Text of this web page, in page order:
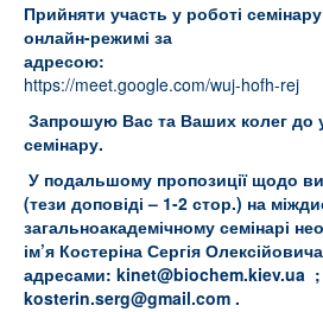
Прийняти участь у роботі
онлайн-режимі за
адресою:
https://meet.google.com/wuj-hofh-rej
Запрошую Вас та Ваших колег до
семінару.
У подальшому пропозиції щодо
(тези доповіді – 1-2 стор.) на
загальноакадемічному семінарі
ім’я Костеріна Сергія
адресами: kinet@biochem.kiev.ua ;
kosterin.serg@gmail.com .